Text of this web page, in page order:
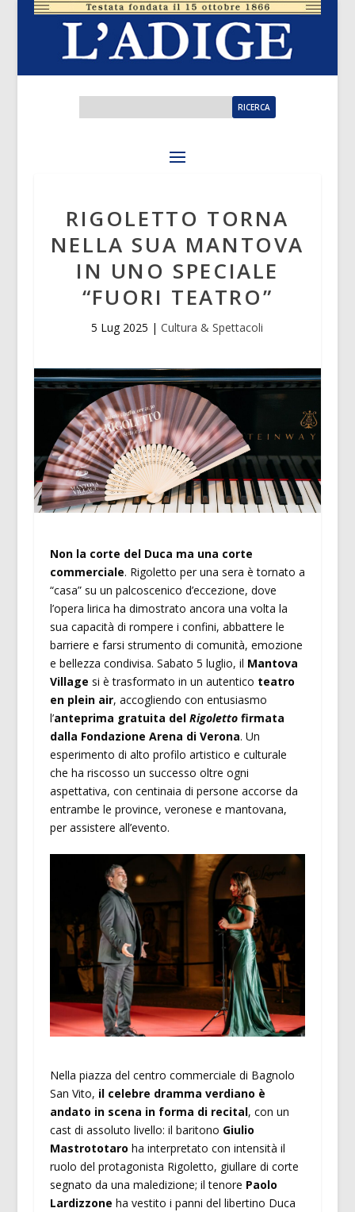
RIGOLETTO TORNA
NELLA SUA MANTOVA
IN UNO SPECIALE
“FUORI TEATRO”
5 Lug 2025 |Cultura & Spettacoli
Non la corte del Duca ma una corte
commerciale. Rigoletto per una sera è tornato a
“casa” su un palcoscenico d’eccezione, dove
l’opera lirica ha dimostrato ancora una volta la
sua capacità di rompere i confini, abbattere le
barriere e farsi strumento di comunità, emozione
e bellezza condivisa. Sabato 5 luglio, il Mantova
Village si è trasformato in un autentico teatro
en plein air, accogliendo con entusiasmo
l’anteprima gratuita del Rigolettofirmata
dalla Fondazione Arena di Verona. Un
esperimento di alto profilo artistico e culturale
che ha riscosso un successo oltre ogni
aspettativa, con centinaia di persone accorse da
entrambe le province, veronese e mantovana,
per assistere all’evento.
Nella piazza del centro commerciale di Bagnolo
San Vito, il celebre dramma verdiano è
andato in scena in forma di recital, con un
cast di assoluto livello: il baritono Giulio
Mastrototaro ha interpretato con intensità il
ruolo del protagonista Rigoletto, giullare di corte
segnato da una maledizione; il tenore Paolo
Lardizzone ha vestito i panni del libertino Duca